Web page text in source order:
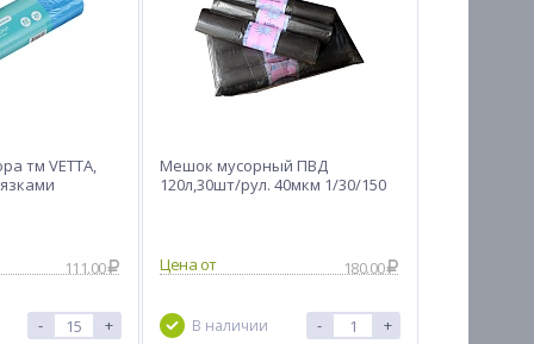
тм VETTA,
111.00
- +
Мешок мусорный ПВД
120л,30шт/рул. 40мкм 1/30/150
Цена от 180.00
В наличии - +